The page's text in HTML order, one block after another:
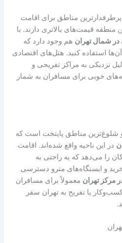
پرطرفدارترین مناطق برای اقامت
منطقه قیمت‌های بالاتری دارند. با
در شمال تهران هم وجود دارد که
استفاده کنید. هتل‌های اقتصادی
نزدیکی به مراکز تفریحی و
خوبی برای مسافران به شمار
شلوغ‌ترین مناطق پایتخت است که
در این ناحیه واقع شده‌اند. اقامت
را می‌دهد که به راحتی به
و ایستگاه‌های مترو دسترسی
مرکز تهران معمولاً برای مسافران
یا تفریح به تهران سفر